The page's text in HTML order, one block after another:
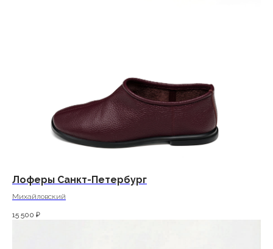
Лоферы Санкт-Петербург
Михайловский
15 500 ₽